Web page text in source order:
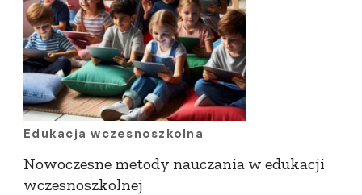
Edukacja wczesnoszkolna
Nowoczesne metody nauczania w edukacji
wczesnoszkolnej